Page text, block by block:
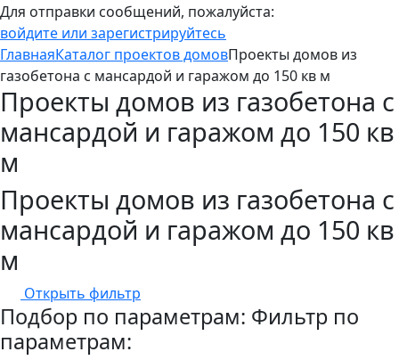
Для отправки сообщений, пожалуйста:
войдите или зарегистрируйтесь
ГлавнаяКаталог проектов домовПроекты домов из
газобетона с мансардой и гаражом до 150 кв м
Проекты домов из газобетона с
мансардой и гаражом до 150 кв
м
Проекты домов из газобетона с
мансардой и гаражом до 150 кв
м
Открыть фильтр
Подбор по параметрам: Фильтр по
параметрам: